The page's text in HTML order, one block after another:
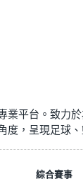
業平台。致力
度，呈現足球
綜合賽事